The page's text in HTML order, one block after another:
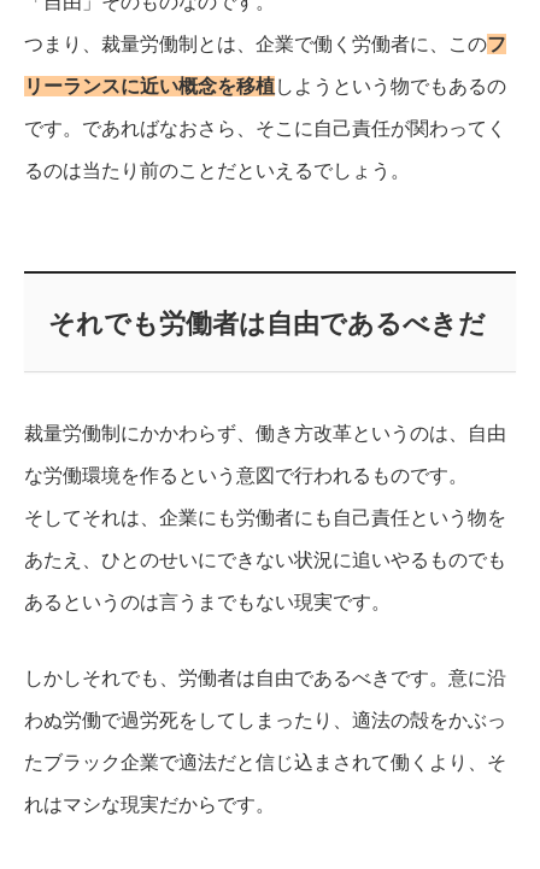
つまり、裁量労働制とは、企業で働く労働者に、このフ
リーランスに近い概念を移植しようという物でもあるの
です。 であればなおさら、そこに自己責任が関わってく
るのは当たり前のことだといえるでしょう。
それでも労働者は自由であるべきだ
裁量労働制にかかわらず、働き方改革というのは、自由
な労働環境を作るという意図で行われるものです。
そしてそれは、企業にも労働者にも自己責任という物を
あたえ、ひとのせいにできない状況に追いやるものでも
あるというのは言うまでもない現実です。
しかしそれでも、労働者は自由であるべきです。 意に沿
わぬ労働で過労死をしてしまったり、適法の殻をかぶっ
たブラック企業で適法だと信じ込まされて働くより、そ
れはマシな現実だからです。